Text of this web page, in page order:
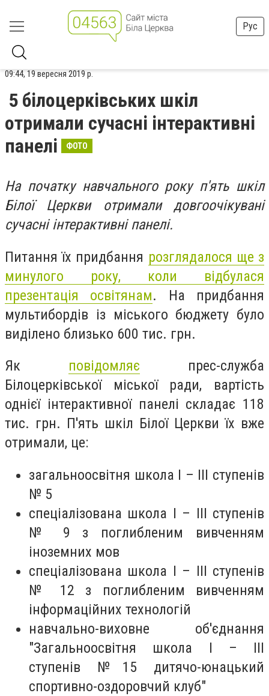
Рус
09:44, 19 вересня 2019 р.
5 білоцерківських шкіл
отримали сучасні інтерактивні
панелі
ФОТО
На початку навчального року п'ять шкіл
Білої Церкви отримали довгоочікувані
сучасні інтерактивні панелі.
Питання їх придбання розглядалося ще з
минулого року, коли відбулася
презентація освітянам. На придбання
мультибордів із міського бюджету було
виділено близько 600 тис. грн.
Як повідомляє прес-служба
Білоцерківської міської ради, вартість
однієї інтерактивної панелі складає 118
тис. грн. П'ять шкіл Білої Церкви їх вже
отримали, це:
загальноосвітня школа І – ІІІ ступенів
№ 5
спеціалізована школа І – ІІІ ступенів
№ 9 з поглибленим вивченням
іноземних мов
спеціалізована школа І – ІІІ ступенів
№ 12 з поглибленим вивченням
інформаційних технологій
навчально-виховне об'єднання
"Загальноосвітня школа І – ІІІ
ступенів №15 дитячо-юнацький
спортивно-оздоровчий клуб"